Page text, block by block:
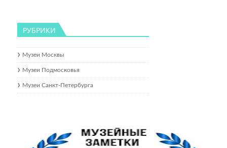
РУБРИКИ
Музеи Москвы
Музеи Подмосковья
Музеи Санкт-Петербурга